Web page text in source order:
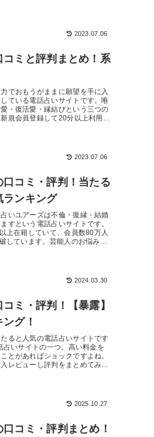
2023.07.06
ミと評判まとめ！系
でおもうがままに願望を手に入
ている電話占いサイトです。唯
・復活愛・縁結びという三つの
規会員登録して20分以上利用す
2023.07.06
コミ・評判！当たる
ランキング
いユアーズは不倫・復縁・結婚
すという電話占いサイトです。
上在籍していて、会員数80万人
しています。芸能人のお悩みを
2024.03.30
ミ・評判！【暴露】
グ！
ると人気の電話占いサイトです
いサイトの一つ。高い料金を
とがあればショックですよね。
レビューし評判をまとめてみま
2025.10.27
コミ・評判まとめ！